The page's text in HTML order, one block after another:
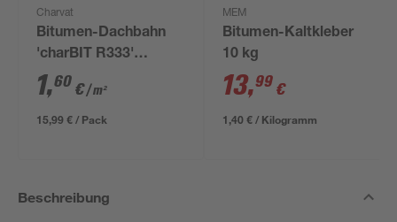
Charvat
Bitumen-Dachbahn
'charBIT R333'
besandet schwarz
100 x 1000 cm
1,60 €/ m²
15,99 € / Pack
MEM
Bitumen-Kaltkleber
10 kg
13,99 €
1,40 € / Kilogramm
Beschreibung